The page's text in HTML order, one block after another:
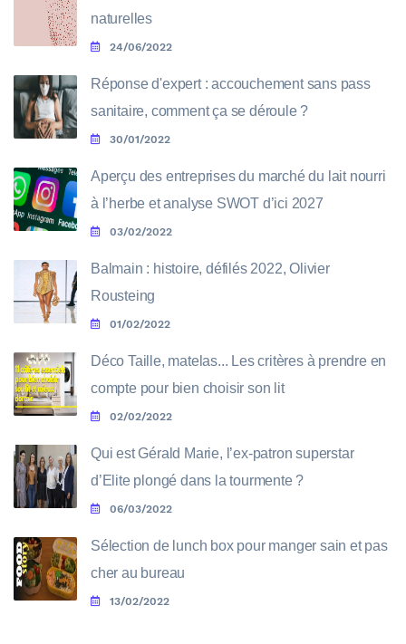
naturelles
24/06/2022
Réponse d'expert : accouchement sans pass
sanitaire, comment ça se déroule ?
30/01/2022
Aperçu des entreprises du marché du lait nourri
à l’herbe et analyse SWOT d’ici 2027
03/02/2022
Balmain : histoire, défilés 2022, Olivier
Rousteing
01/02/2022
Déco Taille, matelas... Les critères à prendre en
compte pour bien choisir son lit
02/02/2022
Qui est Gérald Marie, l’ex-patron superstar
d’Elite plongé dans la tourmente ?
06/03/2022
Sélection de lunch box pour manger sain et pas
cher au bureau
13/02/2022